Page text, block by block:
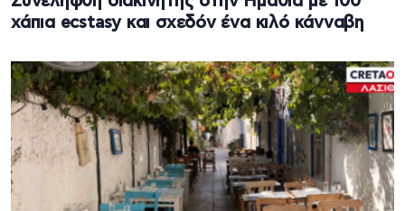
χάπια ecstasy και σχεδόν ένα κιλό κάνναβη